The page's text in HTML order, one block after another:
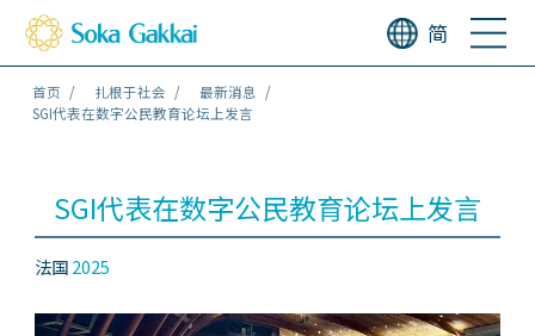
简
首页 扎根于社会
最新消息
SGI代表在数字公民教育论坛上发言
SGI代表在数字公民教育论坛上发言
法国2025